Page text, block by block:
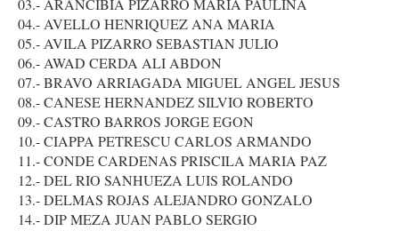
03.- ARANCIBIA PIZARRO MARIA PAULINA
04.- AVELLO HENRIQUEZ ANA MARIA
05.- AVILA PIZARRO SEBASTIAN JULIO
06.- AWAD CERDA ALI ABDON
07.- BRAVO ARRIAGADA MIGUEL ANGEL JESUS
08.- CANESE HERNANDEZ SILVIO ROBERTO
09.- CASTRO BARROS JORGE EGON
10.- CIAPPA PETRESCU CARLOS ARMANDO
11.- CONDE CARDENAS PRISCILA MARIA PAZ
12.- DEL RIO SANHUEZA LUIS ROLANDO
13.- DELMAS ROJAS ALEJANDRO GONZALO
14.- DIP MEZA JUAN PABLO SERGIO